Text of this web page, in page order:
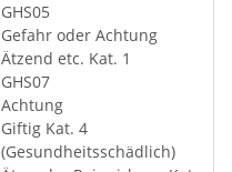
GHS05
Gefahr oder Achtung
Ätzend etc. Kat. 1
GHS07
Achtung
Giftig Kat. 4
(Gesundheitsschädlich)